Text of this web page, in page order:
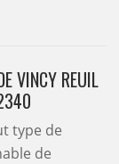
VINCY REUIL
type de
de